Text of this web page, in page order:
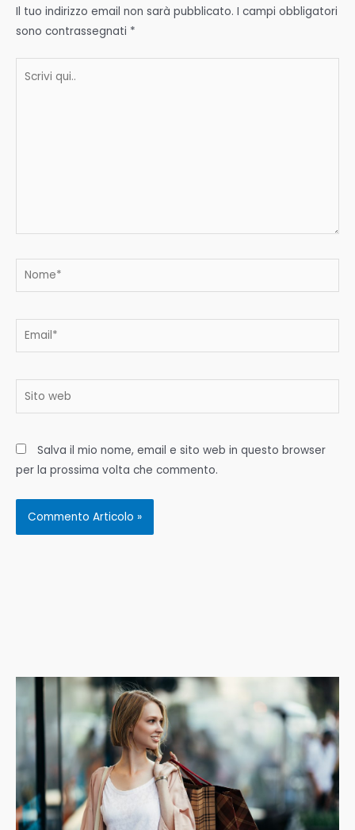
Il tuo indirizzo email non sarà pubblicato. I campi obbligatori
sono contrassegnati *
Nome*
Email*
Sito
Salva il mio nome, email e sito web in questo browser
per la prossima volta che commento.